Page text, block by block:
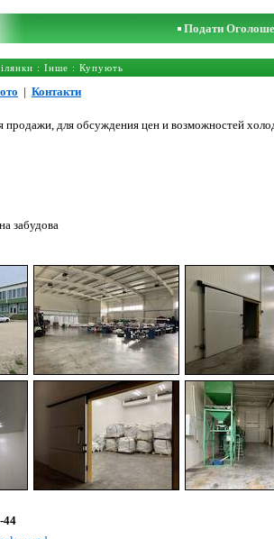
Подати
: Інше : Купують
| Контакти
продажи, для обсуждения цен и возможностей
забудова
44